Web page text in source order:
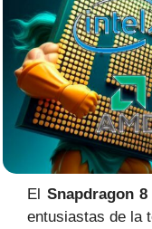
El Snapdragon
entusiastas de la